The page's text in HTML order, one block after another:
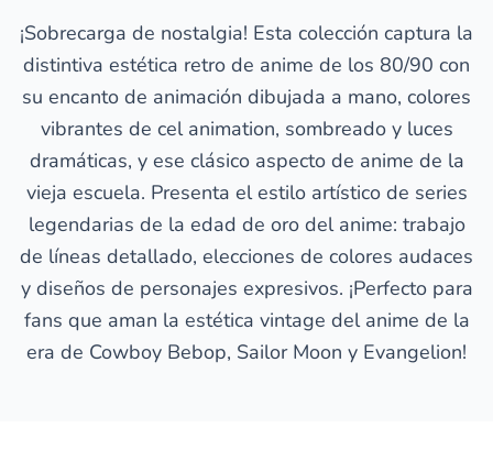
¡Sobrecarga de nostalgia! Esta colección captura la
distintiva estética retro de anime de los 80/90 con
su encanto de animación dibujada a mano, colores
vibrantes de cel animation, sombreado y luces
dramáticas, y ese clásico aspecto de anime de la
vieja escuela. Presenta el estilo artístico de series
legendarias de la edad de oro del anime: trabajo
de líneas detallado, elecciones de colores audaces
y diseños de personajes expresivos. ¡Perfecto para
fans que aman la estética vintage del anime de la
era de Cowboy Bebop, Sailor Moon y Evangelion!